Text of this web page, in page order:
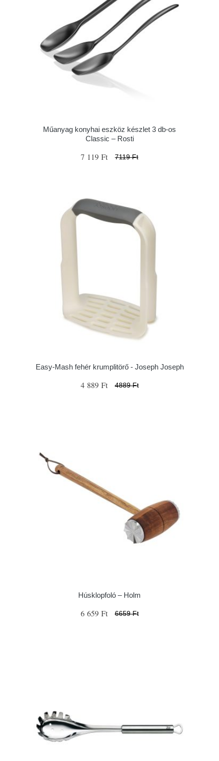
Műanyag konyhai eszköz készlet 3 db-os
Classic – Rosti
7 119 Ft 7119 Ft
Easy-Mash fehér krumplitörő - Joseph Joseph
4 889 Ft 4889 Ft
Húsklopfoló – Holm
6 659 Ft 6659 Ft